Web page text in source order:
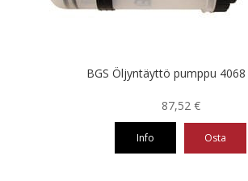
BGS Öljyntäyttö pumppu
87,52 €
Info Osta